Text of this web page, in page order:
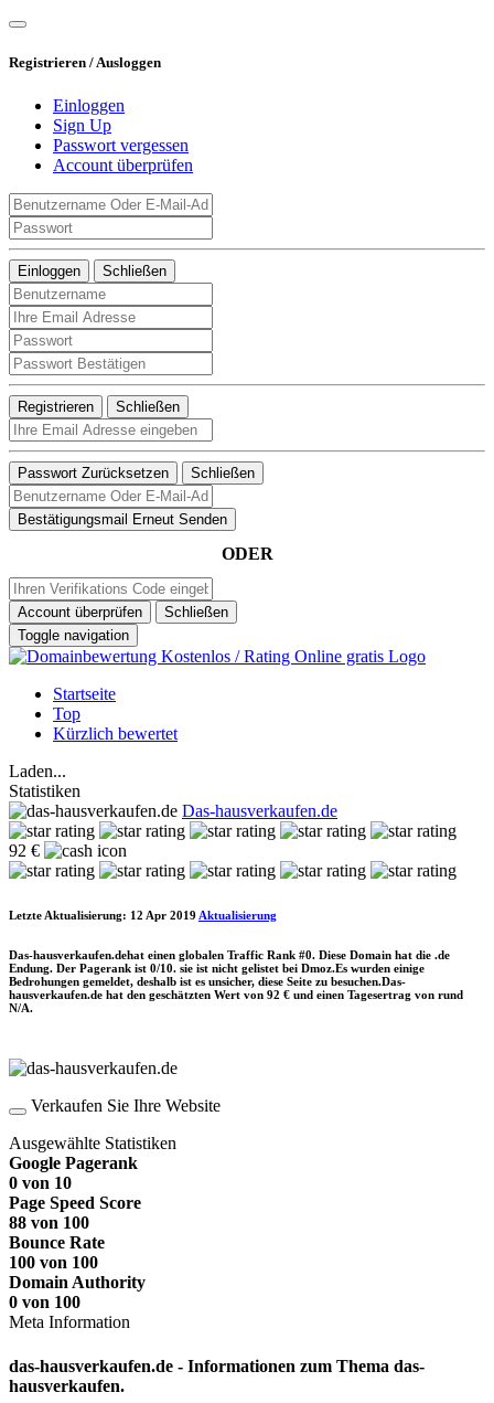
Registrieren / Ausloggen
Einloggen
Sign Up
Passwort vergessen
Account überprüfen
Einloggen Schließen
Registrieren Schließen
Passwort Zurücksetzen Schließen
Bestätigungsmail Erneut Senden
ODER
Account überprüfen
Schließen
Toggle navigation
Startseite
Top
Kürzlich bewertet
Laden...
Statistiken
Das-hausverkaufen.de
92 €
Letzte Aktualisierung: 12 Apr 2019 Aktualisierung
Das-hausverkaufen.dehat einen globalen Traffic Rank #0. Diese Domain hat die .de
Endung. Der Pagerank ist 0/10. sie ist nicht gelistet bei Dmoz.Es wurden einige
Bedrohungen gemeldet, deshalb ist es unsicher, diese Seite zu besuchen.Das-
hausverkaufen.de hat den geschätzten Wert von 92 € und einen Tagesertrag von rund
N/A.
Verkaufen Sie Ihre Website
Ausgewählte Statistiken
Google Pagerank
0 von 10
Page Speed Score
88 von 100
Bounce Rate
100 von 100
Domain Authority
0 von 100
Meta Information
das-hausverkaufen.de - Informationen zum Thema das-
hausverkaufen.